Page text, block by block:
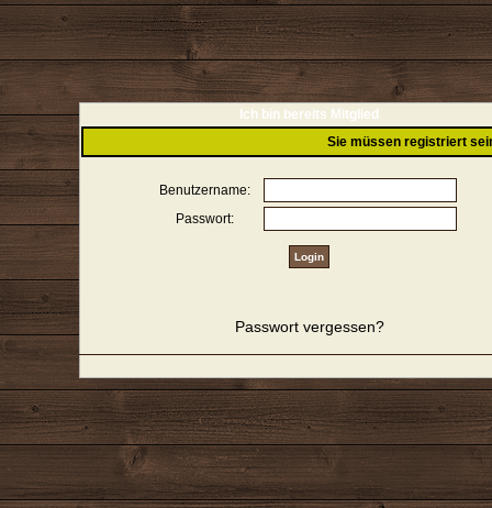
Ich bin bereits Mitglied
Sie müssen registriert
Benutzername:
Passwort:
Passwort vergessen?